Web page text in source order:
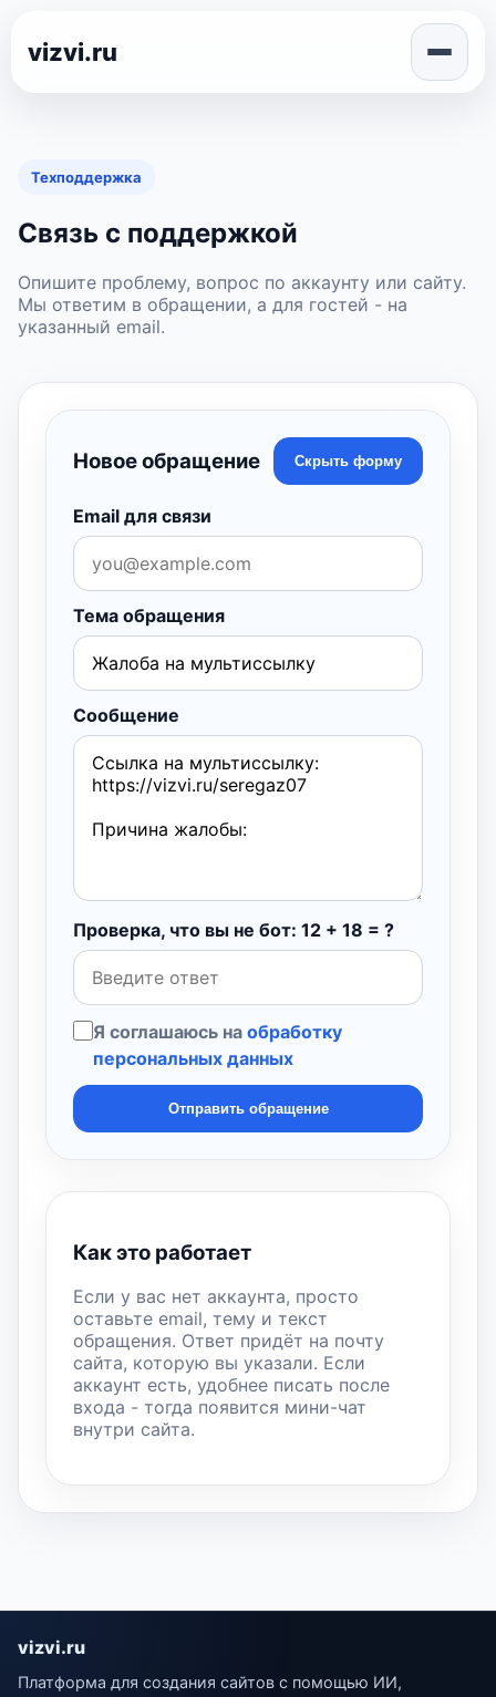
vizvi.ru
Техподдержка
Связь с поддержкой
Опишите проблему, вопрос по аккаунту или сайту.
Мы ответим в обращении, а для гостей - на
указанный email.
Новое обращение Скрыть форму
Email для связи
Тема обращения
Сообщение
Проверка, что вы не бот: 12 + 18 = ?
Я соглашаюсь на обработку
персональных данных
Отправить обращение
Как это работает
Если у вас нет аккаунта, просто
оставьте email, тему и текст
обращения. Ответ придёт на почту
сайта, которую вы указали. Если
аккаунт есть, удобнее писать после
входа - тогда появится мини-чат
внутри сайта.
vizvi.ru
Платформа для создания сайтов с помощью ИИ,